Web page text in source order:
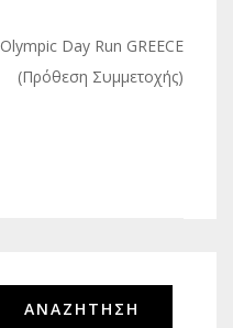
Olympic Day Run GREECE
(Πρόθεση Συμμετοχής)